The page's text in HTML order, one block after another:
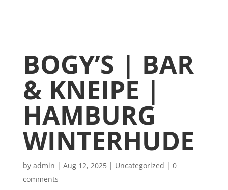
BOGY’S | BAR
& KNEIPE |
HAMBURG
WINTERHUDE
by admin | Aug 12, 2025| Uncategorized | 0
comments